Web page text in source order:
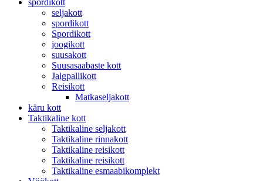
seljakott
spordikott
Spordikott
joogikott
suusakott
Suusasaabaste kott
Jalgpallikott
Reisikott
Matkaseljakott
käru kott
Taktikaline kott
Taktikaline seljakott
Taktikaline rinnakott
Taktikaline reisikott
Taktikaline reisikott
Taktikaline esmaabikomplekt